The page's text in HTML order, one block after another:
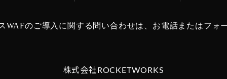
WAFのご導入に関する問い合わせは、 お電話またはフォ
株式会社ROCKETWORKS